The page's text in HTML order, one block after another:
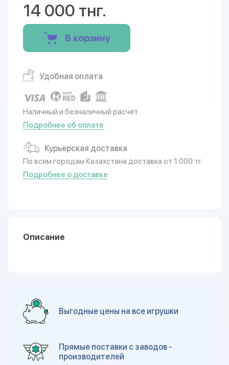
14 000 тнг.
В корзину
Удобная оплата
Наличный и безналичный расчет
Подробнее об оплате
Курьерская доставка
По всем городам Казахстана доставка от 1 000 тг.
Подробнее о доставке
Описание
Выгодные цены на все игрушки
Прямые поставки с заводов -
производителей